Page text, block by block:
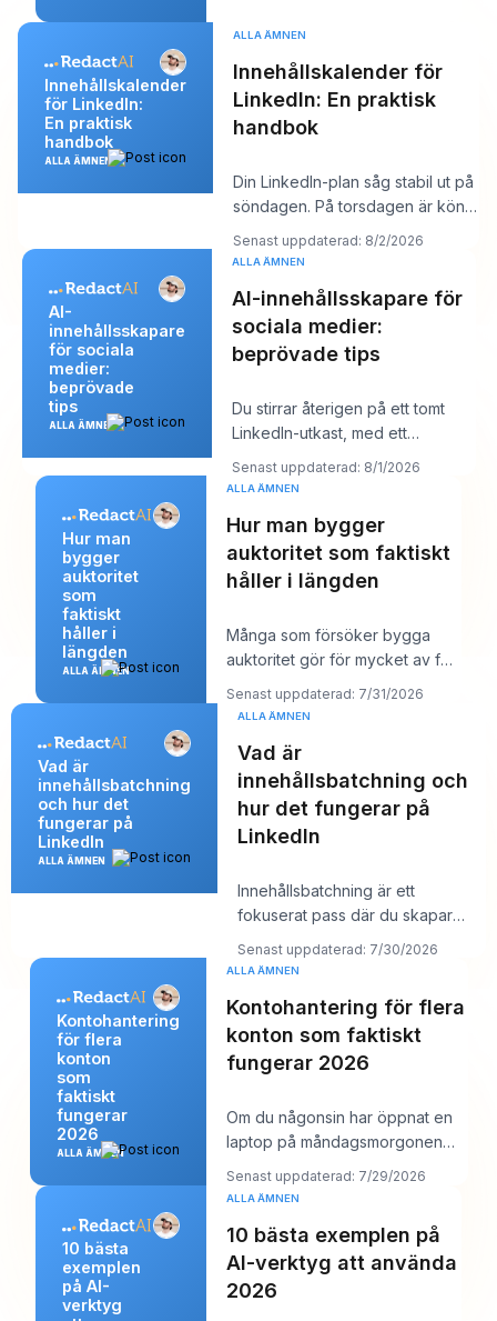
Innehållskalender
för LinkedIn:
En praktisk
handbok
ALLA ÄMNEN
ALLA ÄMNEN
Innehållskalender för
LinkedIn: En praktisk
handbok
Din LinkedIn-plan såg stabil ut på
söndagen. På torsdagen är kön
tom, kroken du gillade känns
platt,
Senast uppdaterad: 8/2/2026
AI-
innehållsskapare
för sociala
medier:
beprövade
tips
ALLA ÄMNEN
ALLA ÄMNEN
AI-innehållsskapare för
sociala medier:
beprövade tips
Du stirrar återigen på ett tomt
LinkedIn-utkast, med ett
kundsamtal om tio minuter och ett
inlägg so
Senast uppdaterad: 8/1/2026
Hur man
bygger
auktoritet
som
faktiskt
håller i
längden
ALLA ÄMNEN
ALLA ÄMNEN
Hur man bygger
auktoritet som faktiskt
håller i längden
Många som försöker bygga
auktoritet gör för mycket av fel
saker. De publicerar mer, jagar
större räc
Senast uppdaterad: 7/31/2026
Vad är
innehållsbatchning
och hur det
fungerar på
LinkedIn
ALLA ÄMNEN
ALLA ÄMNEN
Vad är
innehållsbatchning och
hur det fungerar på
LinkedIn
Innehållsbatchning är ett
fokuserat pass där du skapar
flera LinkedIn-inlägg på en gång
och sedan sc
Senast uppdaterad: 7/30/2026
Kontohantering
för flera
konton
som
faktiskt
fungerar
2026
ALLA ÄMNEN
ALLA ÄMNEN
Kontohantering för flera
konton som faktiskt
fungerar 2026
Om du någonsin har öppnat en
laptop på måndagsmorgonen
och sett tolv inloggningar, sex
kundkalendrar
Senast uppdaterad: 7/29/2026
10 bästa
exemplen
på AI-
verktyg
ALLA ÄMNEN
10 bästa exemplen på
AI-verktyg att använda
2026